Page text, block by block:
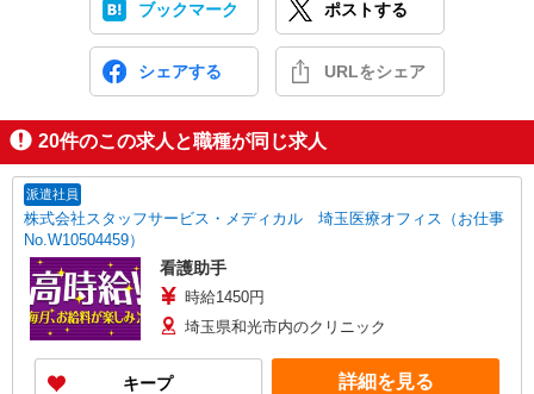
ブックマーク ポストする
シェアする URLをシェア
20件のこの求人と職種が同じ求人
派遣社員
株式会社スタッフサービス・メディカル 埼玉医療オフィス（お仕事
No.W10504459）
看護助手
時給1450円
埼玉県和光市内のクリニック
キープ 詳細を見る